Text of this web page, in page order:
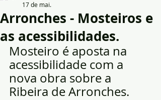
Arronches - Mosteiros e
as acessibilidades.
17 de mai.
Mosteiro é aposta na
acessibilidade com a
nova obra sobre a
Ribeira de Arronches.